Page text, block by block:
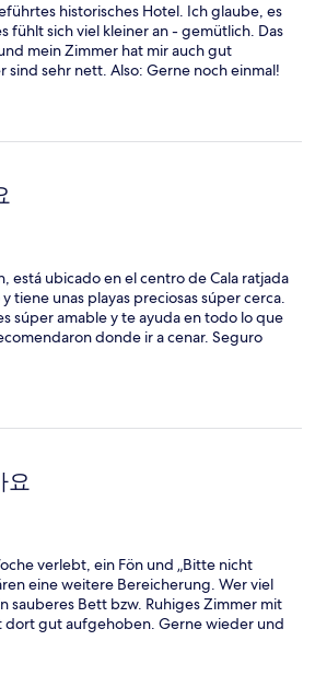
historisches Hotel. Ich glaube, es
fühlt sich viel kleiner an - gemütlich. Das
mein Zimmer hat mir auch gut
sind sehr nett. Also: Gerne noch einmal!
está ubicado en el centro de Cala ratjada
tiene unas playas preciosas súper cerca.
súper amable y te ayuda en todo lo que
donde ir a cenar. Seguro
요
verlebt, ein Fön und „Bitte nicht
eine weitere Bereicherung. Wer viel
sauberes Bett bzw. Ruhiges Zimmer mit
dort gut aufgehoben. Gerne wieder und